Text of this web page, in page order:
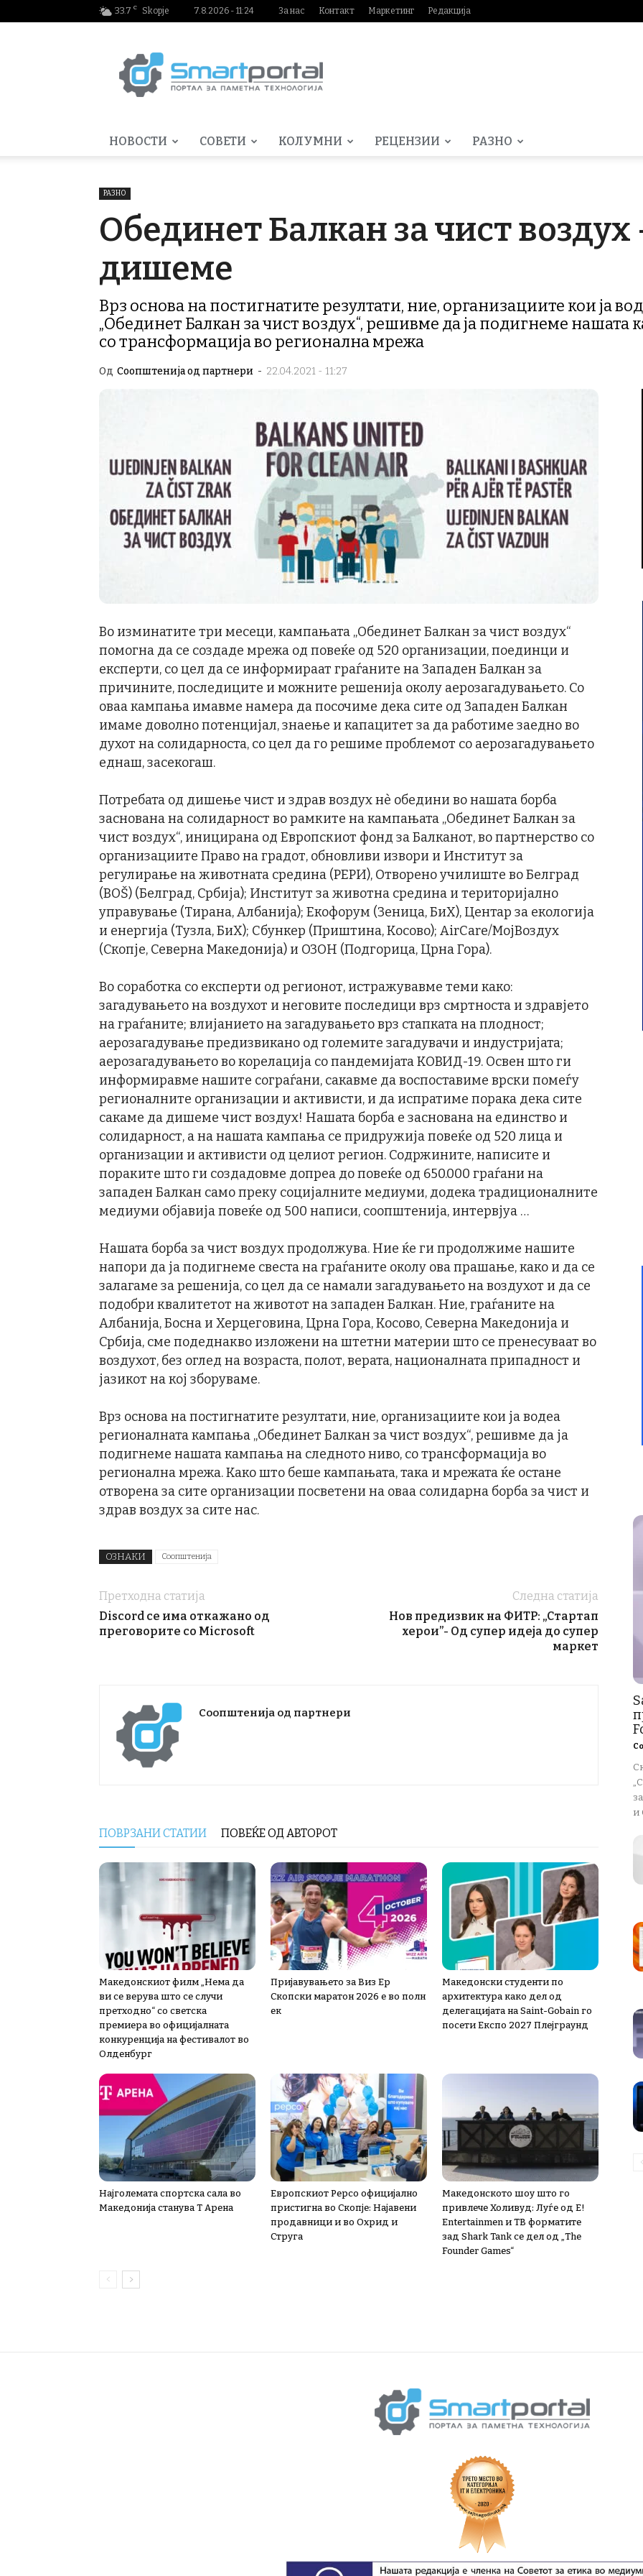
33.7 C Skopje 7.8.2026 - 11:24 За нас Контакт Маркетинг Редакција
НОВОСТИ СОВЕТИ КОЛУМНИ РЕЦЕНЗИИ РАЗНО
РАЗНО
Обединет Балкан за чист
дишеме
Врз основа на постигнатите резултати, ние, организациите кои ја
„Обединет Балкан за чист воздух“, решивме да ја подигнеме нашата
со трансформација во регионална мрежа
Од Соопштенија од партнери - 22.04.2021 - 11:27
Во изминатите три месеци, кампањата „Обединет Балкан за чист воздух“
помогна да се создаде мрежа од повеќе од 520 организации, поединци и
експерти, со цел да се информираат граѓаните на Западен Балкан за
причините, последиците и можните решенија околу аерозагадувањето. Со
оваа кампања имавме намера да посочиме дека сите од Западен Балкан
имаме доволно потенцијал, знаење и капацитет за да работиме заедно во
духот на солидарноста, со цел да го решиме проблемот со аерозагадувањето
еднаш, засекогаш.
Потребата од дишење чист и здрав воздух нè обедини во нашата борба
заснована на солидарност во рамките на кампањата „Обединет Балкан за
чист воздух“, иницирана од Европскиот фонд за Балканот, во партнерство со
организациите Право на градот, обновливи извори и Институт за
регулирање на животната средина (РЕРИ), Отворено училиште во Белград
(BОŠ) (Белград, Србија); Институт за животна средина и територијално
управување (Тирана, Албанија); Екофорум (Зеница, БиХ), Центар за екологија
и енергија (Тузла, БиХ); Сбункер (Приштина, Косово); AirCare/МојВоздух
(Скопје, Северна Македонија) и ОЗОН (Подгорица, Црна Гора).
Во соработка со експерти од регионот, истражувавме теми како:
загадувањето на воздухот и неговите последици врз смртноста и здравјето
на граѓаните; влијанието на загадувањето врз стапката на плодност;
аерозагадување предизвикано од големите загадувачи и индустријата;
аерозагадувањето во корелација со пандемијата КОВИД-19. Освен што ги
информиравме нашите сограѓани, сакавме да воспоставиме врски помеѓу
регионалните организации и активисти, и да испратиме порака дека сите
сакаме да дишеме чист воздух! Нашата борба е заснована на единство и
солидарност, а на нашата кампања се придружија повеќе од 520 лица и
организации и активисти од целиот регион. Содржините, написите и
пораките што ги создадовме допреа до повеќе од 650.000 граѓани на
западен Балкан само преку социјалните медиуми, додека традиционалните
медиуми објавија повеќе од 500 написи, соопштенија, интервјуа …
Нашата борба за чист воздух продолжува. Ние ќе ги продолжиме нашите
напори да ја подигнеме свеста на граѓаните околу ова прашање, како и да се
залагаме за решенија, со цел да се намали загадувањето на воздухот и да се
подобри квалитетот на животот на западен Балкан. Ние, граѓаните на
Албанија, Босна и Херцеговина, Црна Гора, Косово, Северна Македонија и
Србија, сме подеднакво изложени на штетни материи што се пренесуваат во
воздухот, без оглед на возраста, полот, верата, националната припадност и
јазикот на кој зборуваме.
Врз основа на постигнатите резултати, ние, организациите кои ја водеа
регионалната кампања „Обединет Балкан за чист воздух“, решивме да ја
подигнеме нашата кампања на следното ниво, со трансформација во
регионална мрежа. Како што беше кампањата, така и мрежата ќе остане
отворена за сите организации посветени на оваа солидарна борба за чист и
здрав воздух за сите нас.
ОЗНАКИ Соопштенија
Претходна статија
Discord се има откажано од
преговорите со Microsoft
Следна статија
Нов предизвик на ФИТР: „Стартап
херои”- Од супер идеја до супер
маркет
Соопштенија од партнери
ПОВРЗАНИ СТАТИИ ПОВЕЌЕ ОД АВТОРОТ
Македонскиот филм „Нема да
ви се верува што се случи
претходно“ со светска
премиера во официјалната
конкуренција на фестивалот во
Олденбург
Пријавувањето за Виз Ер
Скопски маратон 2026 е во полн
ек
Македонски студенти по
архитектура како дел од
делегацијата на Saint-Gobain го
посети Експо 2027 Плејграунд
Најголемата спортска сала во
Македонија станува Т Арена
Европскиот Pepco официјално
пристигна во Скопје: Најавени
продавници и во Охрид и
Струга
Македонското шоу што го
привлече Холивуд: Луѓе од E!
Entertainmen и ТВ форматите
зад Shark Tank се дел од „The
Founder Games“
и